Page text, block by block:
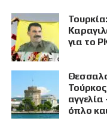
για το
όπλο